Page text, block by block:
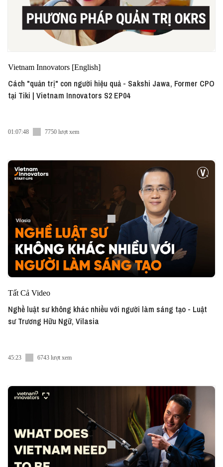
Vietnam Innovators [English]
Cách "quản trị" con người hiệu quả - Sakshi Jawa, Former CPO
tại Tiki | Vietnam Innovators S2 EP04
01:07:48 7750 lượt xem
Tất Cả Video
Nghề luật sư không khác nhiều với người làm sáng tạo - Luật
sư Trương Hữu Ngữ, Vilasia
45:23 6743 lượt xem